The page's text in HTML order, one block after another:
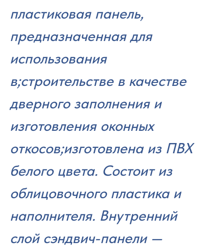
пластиковая панель,
предназначенная для
использования
в;строительстве в качестве
дверного заполнения и
изготовления оконных
откосов;изготовлена из ПВХ
белого цвета. Состоит из
облицовочного пластика и
наполнителя. Внутренний
слой сэндвич-панели —